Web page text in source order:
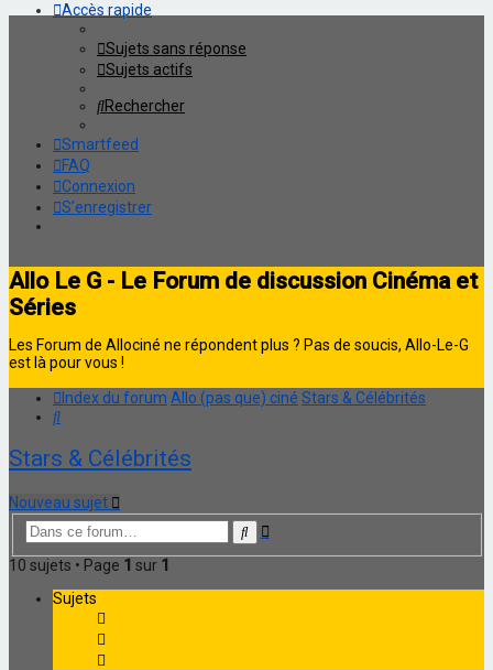
Accès rapide
Sujets sans réponse
Sujets actifs
Rechercher
Smartfeed
FAQ
Connexion
S’enregistrer
Allo Le G - Le Forum de discussion Cinéma et
Séries
Les Forum de Allociné ne répondent plus ? Pas de soucis, Allo-Le-G
est là pour vous !
Index du forum Allo (pas que) ciné Stars & Célébrités
Rechercher
Stars & Célébrités
Nouveau sujet
Rechercher
Recherche
10 sujets • Page 1 sur 1
Sujets